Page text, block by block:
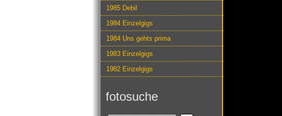
1985 Debil
1984 Einzelgigs
1984 Uns gehts prima
1983 Einzelgigs
1982 Einzelgigs
fotosuche